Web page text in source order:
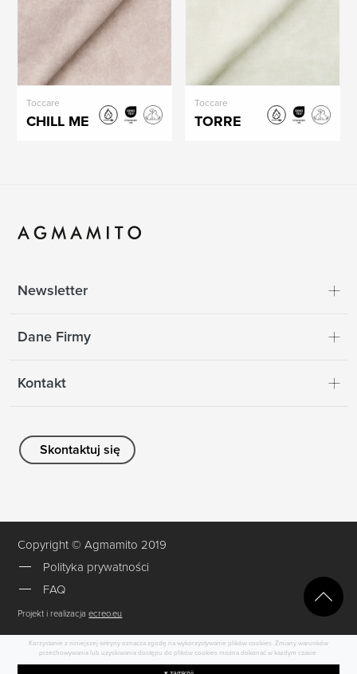
Toccare
CHILL ME
Toccare
TORRE
Newsletter
Dane Firmy
Kontakt
Skontaktuj się
Copyright © Agmamito 2019
Polityka prywatności
FAQ
Projekt i realizacjaecreo.eu
Korzystanie z niniejszej witryny oznacza zgodę na wykorzystywanie plików cookies. Zmiany warunków
przechowywania lub uzyskiwania dostępu do plików cookies można dokonać w każdym czasie.